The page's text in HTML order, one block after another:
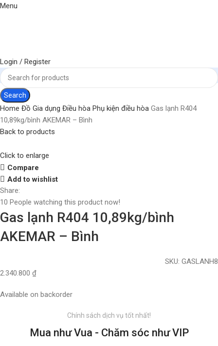
Menu
Login / Register
Search
Home Đồ Gia dụng Điều hòa Phụ kiện điều hòa Gas lạnh R404
10,89kg/bình AKEMAR – Bình
Back to products
Click to enlarge
Compare
Add to wishlist
Share:
10 People watching this product now!
Gas lạnh R404 10,89kg/bình
AKEMAR – Bình
SKU: GASLANH8
2.340.800 ₫
Available on backorder
Chính sách dịch vụ tốt nhất!
Mua như Vua - Chăm sóc như VIP